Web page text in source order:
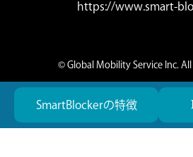
https://www.smart-
© Global Mobility Service Inc.
SmartBlockerの特徴